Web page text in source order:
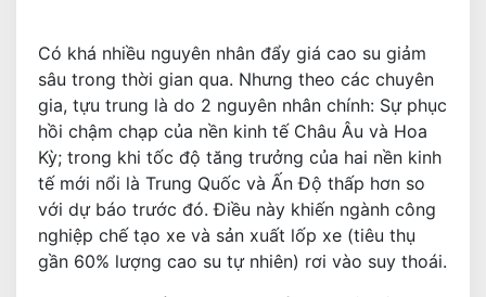
Có khá nhiều nguyên nhân đẩy giá cao su giảm
sâu trong thời gian qua. Nhưng theo các chuyên
gia, tựu trung là do 2 nguyên nhân chính: Sự phục
hồi chậm chạp của nền kinh tế Châu Âu và Hoa
Kỳ; trong khi tốc độ tăng trưởng của hai nền kinh
tế mới nổi là Trung Quốc và Ấn Độ thấp hơn so
với dự báo trước đó. Điều này khiến ngành công
nghiệp chế tạo xe và sản xuất lốp xe (tiêu thụ
gần 60% lượng cao su tự nhiên) rơi vào suy thoái.